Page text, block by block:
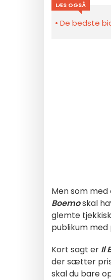
LÆS OGSÅ
De bedste
Men som
Boemoskal
glemte
publikum
Kort sagt er Il
der sætter pris
skal du bare